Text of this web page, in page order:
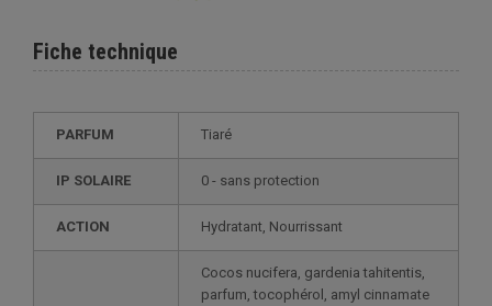
Fiche technique
PARFUM Tiaré
IP SOLAIRE 0 - sans protection
ACTION Hydratant, Nourrissant
Cocos nucifera, gardenia tahitentis,
parfum, tocophérol, amyl cinnamate